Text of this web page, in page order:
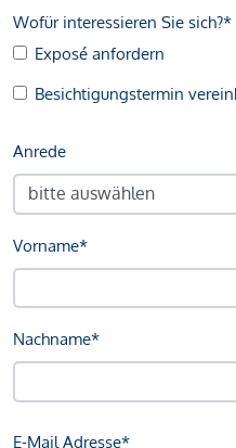
Wofür interessieren Sie sich?*
Exposé anfordern
Besichtigungstermin
Anrede
Vorname*
Nachname*
E-Mail Adresse*